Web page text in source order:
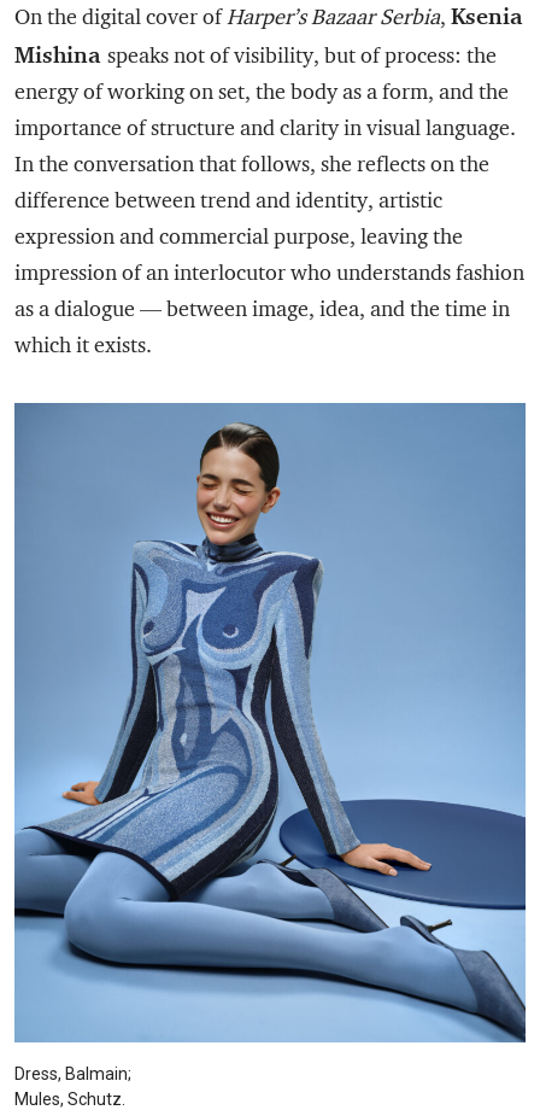
On the digital cover ofHarper’s Bazaar Serbia, Ksenia
Mishina speaks not of visibility, but of process: the
energy of working on set, the body as a form, and the
importance of structure and clarity in visual language.
In the conversation that follows, she reflects on the
difference between trend and identity, artistic
expression and commercial purpose, leaving the
impression of an interlocutor who understands fashion
as a dialogue — between image, idea, and the time in
which it exists.
Dress, Balmain;
Mules, Schutz.